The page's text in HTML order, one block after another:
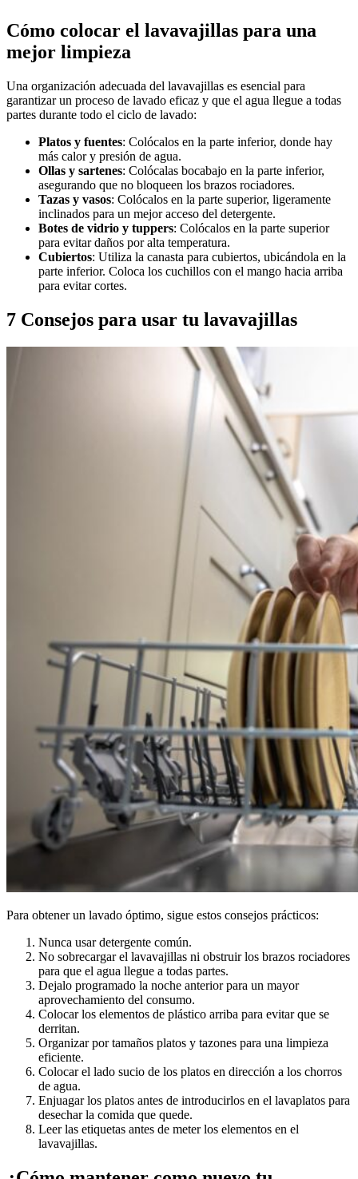
Cómo colocar el lavavajillas para una
mejor limpieza
Una organización adecuada del lavavajillas es esencial para
garantizar un proceso de lavado eficaz y que el agua llegue a todas
partes durante todo el ciclo de lavado:
Platos y fuentes: Colócalos en la parte inferior, donde hay
más calor y presión de agua.
Ollas y sartenes: Colócalas bocabajo en la parte inferior,
asegurando que no bloqueen los brazos rociadores.
Tazas y vasos: Colócalos en la parte superior, ligeramente
inclinados para un mejor acceso del detergente.
Botes de vidrio y tuppers: Colócalos en la parte superior
para evitar daños por alta temperatura.
Cubiertos: Utiliza la canasta para cubiertos, ubicándola en la
parte inferior. Coloca los cuchillos con el mango hacia arriba
para evitar cortes.
7 Consejos para usar tu lavavajillas
Para obtener un lavado óptimo, sigue estos consejos prácticos:
Nunca usar detergente común.
No sobrecargar el lavavajillas ni obstruir los brazos rociadores
para que el agua llegue a todas partes.
Dejalo programado la noche anterior para un mayor
aprovechamiento del consumo.
Colocar los elementos de plástico arriba para evitar que se
derritan.
Organizar por tamaños platos y tazones para una limpieza
eficiente.
Colocar el lado sucio de los platos en dirección a los chorros
de agua.
Enjuagar los platos antes de introducirlos en el lavaplatos para
desechar la comida que quede.
Leer las etiquetas antes de meter los elementos en el
lavavajillas.